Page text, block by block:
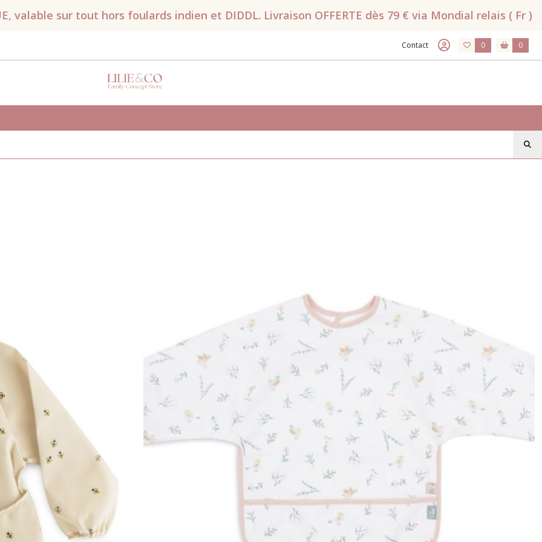
valable sur tout hors foulards indien et DIDDL. Livraison OFFERTE dès 79 € via Mondial relais ( Fr )
Contact 0 0